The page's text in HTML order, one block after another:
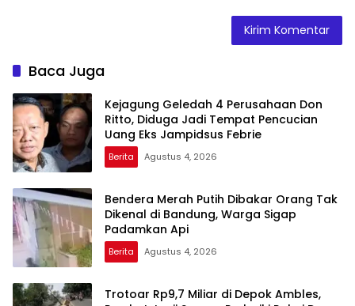
Baca Juga
Kejagung Geledah 4 Perusahaan Don
Ritto, Diduga Jadi Tempat Pencucian
Uang Eks Jampidsus Febrie
Berita Agustus 4, 2026
Bendera Merah Putih Dibakar Orang Tak
Dikenal di Bandung, Warga Sigap
Padamkan Api
Berita Agustus 4, 2026
Trotoar Rp9,7 Miliar di Depok Ambles,